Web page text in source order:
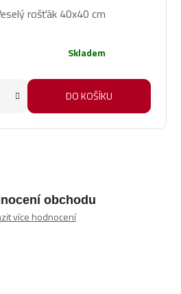
rošťák 40x40 cm
Skladem
DO KOŠÍKU
obchodu
více hodnocení